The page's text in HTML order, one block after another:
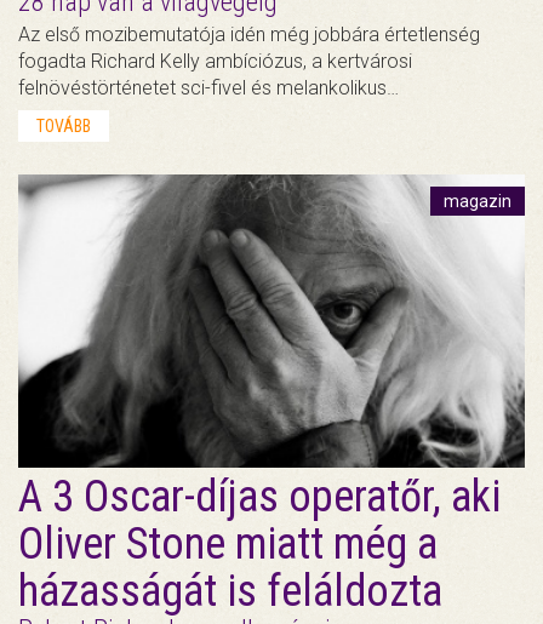
Az első mozibemutatója idén még jobbára értetlenség
fogadta Richard Kelly ambíciózus, a kertvárosi
felnövéstörténetet sci-fivel és melankolikus…
TOVÁBB
magazin
A 3 Oscar-díjas operatőr, aki
Oliver Stone miatt még a
házasságát is feláldozta